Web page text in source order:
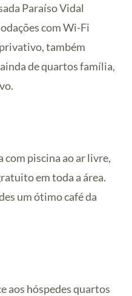
Paraíso Vidal
com Wi-Fi
também
de quartos família,
com piscina ao ar livre,
em toda a área.
um ótimo café da
aos hóspedes quartos